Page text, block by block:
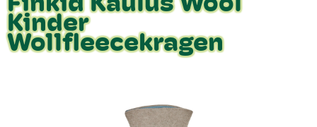
Finkid Kaulus Wool
Kinder
Wollfleecekragen